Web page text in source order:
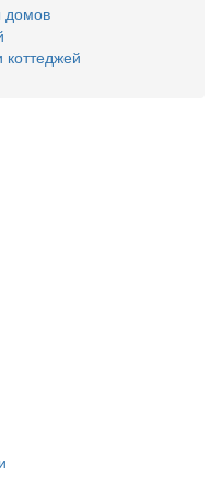
домов